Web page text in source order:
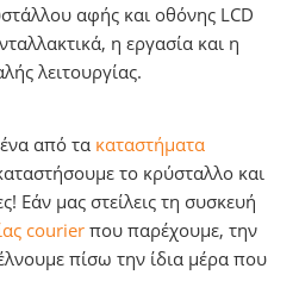
αφής και οθόνης LCD
η εργασία και η
λειτουργίας.
από τα καταστήματα
το κρύσταλλο και
Εάν μας στείλεις τη συσκευή
courier που παρέχουμε, την
πίσω την ίδια μέρα που